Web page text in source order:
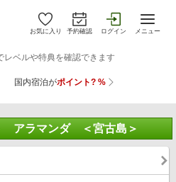
お気に入り 予約確認 ログイン メニュー
アラマンダ ＜宮古島＞